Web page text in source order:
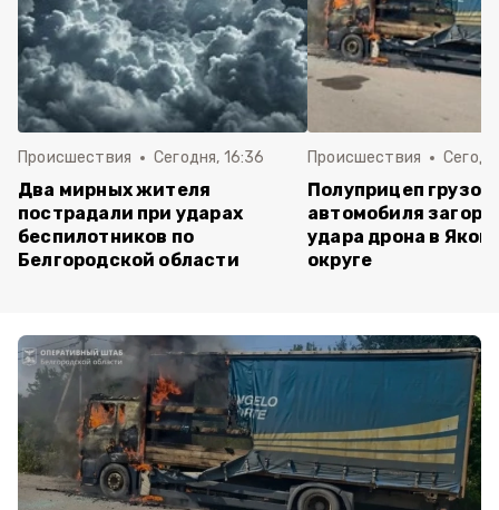
Происшествия Сегодня, 16:36
Два мирных жителя
пострадали при ударах
беспилотников по
Белгородской области
Происшествия
Полуприцеп
автомобиля
удара дрона в
округе